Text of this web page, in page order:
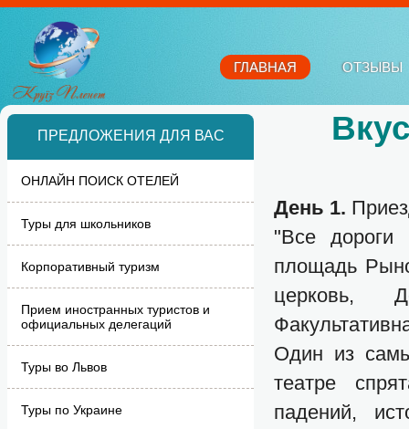
ОТЗЫВЫ
ГЛАВНАЯ
ПРЕДЛОЖЕНИЯ ДЛЯ ВАС
ОНЛАЙН ПОИСК ОТЕЛЕЙ
Туры для школьников
Корпоративный туризм
Прием иностранных туристов и
официальных делегаций
Туры во Львов
Туры по Украине
День 1.
"Все дороги
площадь
церковь,
Один из
театре
падений,